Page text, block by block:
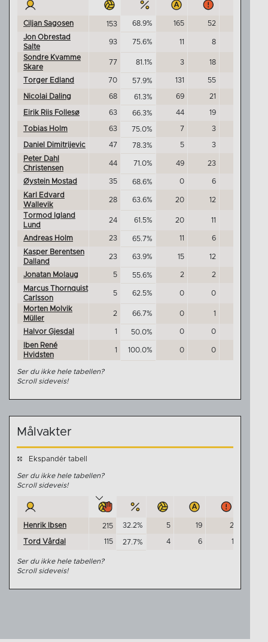
Ciljan Sagosen 153 68.9% 165 52
Jon Obrestad
Salte
93 75.6% 11 8
Sondre Kvamme
Skare
77 81.1% 3 18
Torger Edland 70 57.9% 131 55
Nicolai Daling 68 61.3% 69 21
Eirik Riis Follesø 63 66.3% 44 19
Tobias Holm 63 75.0% 7 3
Daniel Dimitrijevic 47 78.3% 5 3
Peter Dahl
Christensen
44 71.0% 49 23
Øystein Mostad 35 68.6% 0 6
Karl Edvard
Wallevik
28 63.6% 20 12
Tormod Igland
Lund
24 61.5% 20 11
Andreas Holm 23 65.7% 11 6
Kasper Berentsen
Dalland
23 63.9% 15 12
Jonatan Molaug 5 55.6% 2 2
Marcus Thornquist
Carlsson
5 62.5% 0 0
Morten Molvik
Müller
2 66.7% 0 1
Halvor Gjesdal 1 50.0% 0 0
Iben René
Hvidsten
1 100.0% 0 0
Ser du ikke hele tabellen?
Scroll sideveis!
Målvakter
Ekspandér tabell
Ser du ikke hele tabellen?
Scroll sideveis!
Henrik Ibsen 215 32.2% 5 19 2
Tord Vårdal 115 27.7% 4 6 1
Ser du ikke hele tabellen?
Scroll sideveis!